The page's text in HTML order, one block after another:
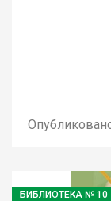
БИБЛИОТЕКА № 10